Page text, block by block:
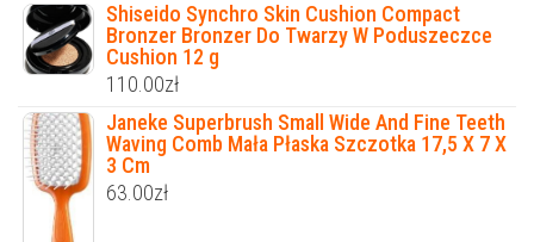
Shiseido Synchro Skin Cushion Compact
Bronzer Bronzer Do Twarzy W Poduszeczce
Cushion 12 g
110.00zł
Janeke Superbrush Small Wide And Fine Teeth
Waving Comb Mała Płaska Szczotka 17,5 X 7 X
3 Cm
63.00zł